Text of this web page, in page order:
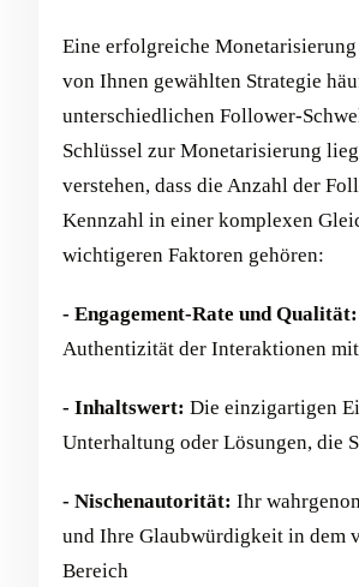
Eine erfolgreiche
von Ihnen gewählten Strategie
unterschiedlichen Follower-
Schlüssel zur Monetarisierung
verstehen, dass die Anzahl der
Kennzahl in einer komplexen
wichtigeren Faktoren gehören:
- Engagement-Rate und Qualität:
Authentizität der Interaktionen
- Inhaltswert: Die einzigartigen
Unterhaltung oder Lösungen, die
- Nischenautorität: Ihr
und Ihre Glaubwürdigkeit in dem
Bereich